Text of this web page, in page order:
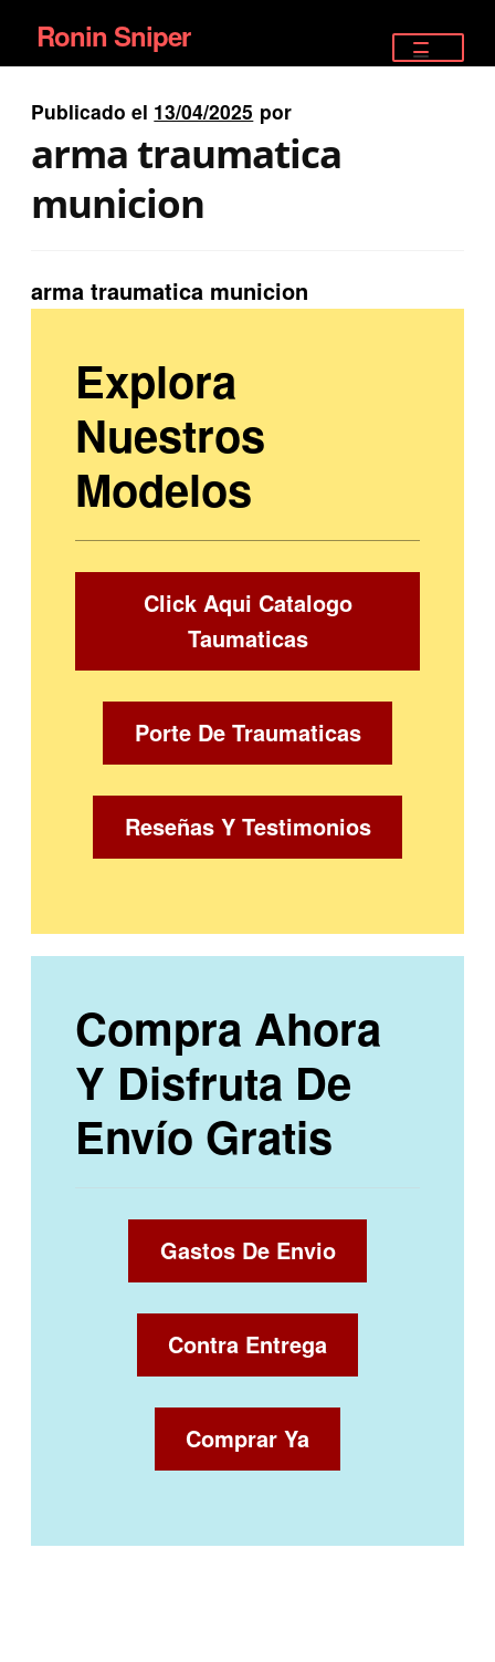
Ir
a
la
navegación
Ir
al
contenido
Ronin Sniper
PISTOLAS
SATELITALES
Publicado el 13/04/2025 por
arma traumatica
municion
arma traumatica municion
Explora
Nuestros
Modelos
Click Aqui Catalogo
Taumaticas
Porte De Traumaticas
Reseñas Y Testimonios
Compra Ahora
Y Disfruta De
Envío Gratis
Gastos De Envio
Contra Entrega
Comprar Ya